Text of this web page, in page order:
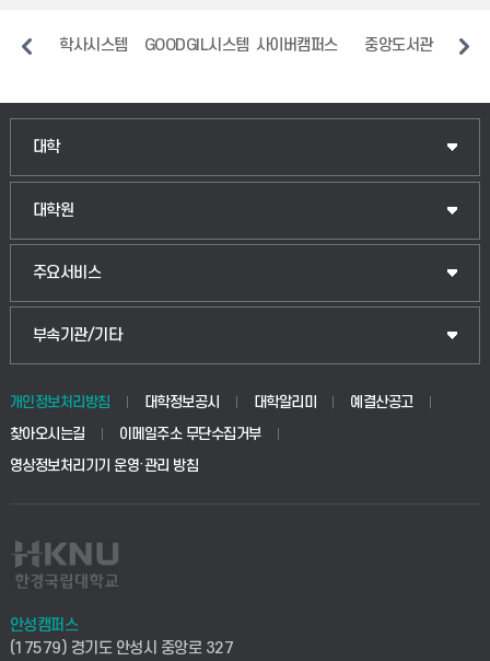
학사시스템 GOODGIL시스템 사이버캠퍼스 중앙도서관 장애
대학
인문융합공공인재학부
법경영학부
생명공학부
사회안전시스템공학부
대학원
일반대학원
산업대학원
공공정책대학원
교육대학원
주요서비스
입학안내
웹메일
학사시스템(전문학사 및 전공심화)
사이버캠퍼스(전문학사 및 전공심화)
시설바로처리서비스
부속기관/기타
중앙도서관
학생생활관(안성)
산학협력단
취업지원센터
개인정보처리방침 대학정보공시 대학알리미
예결산공고
찾아오시는길
이메일주소 무단수집거부
영상정보처리기기 운영·관리 방침
안성캠퍼스
(17579) 경기도 안성시 중앙로 327